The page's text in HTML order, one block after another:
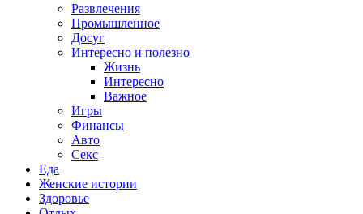
Развлечения
Промышленное
Досуг
Интересно и полезно
Жизнь
Интересно
Важное
Игры
Финансы
Авто
Секс
Еда
Женские истории
Здоровье